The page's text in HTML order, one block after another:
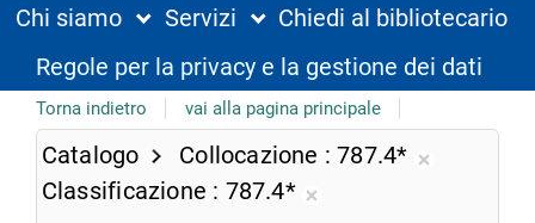
Chi siamo Servizi
Chiedi al bibliotecario
Regole per la privacy e la gestione dei dati
Torna indietro vai alla pagina principale
Catalogo Collocazione
787.4*
Classificazione
787.4*